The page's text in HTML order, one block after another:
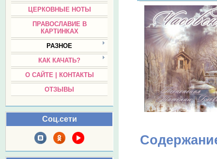
ЦЕРКОВНЫЕ НОТЫ
ПРАВОСЛАВИЕ В
КАРТИНКАХ
РАЗНОЕ
КАК КАЧАТЬ?
О САЙТЕ | КОНТАКТЫ
ОТЗЫВЫ
Соц.сети